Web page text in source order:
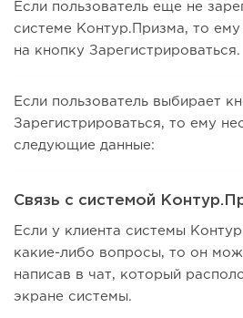
Если пользователь еще не
системе Контур.Призма, то
на кнопку Зарегистрироваться.
Если пользователь выбирает
Зарегистрироваться, то ему
следующие данные:
Связь с системой
Если у клиента системы
какие-либо вопросы, то он
написав в чат, который
экране системы.